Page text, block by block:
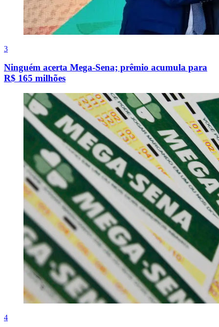
3
Ninguém acerta Mega-Sena; prêmio acumula para
R$ 165 milhões
4